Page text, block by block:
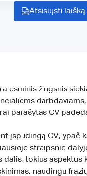
Atsisiųsti
esminis žingsnis
parašytas CV
įspūdingą CV, ypač
straipsnio
dalis, tokius
naudingų